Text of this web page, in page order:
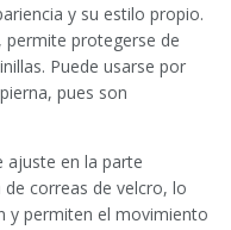
y su estilo propio.
permite protegerse de
Puede usarse por
pues son
ajuste en la parte
correas de velcro, lo
y permiten el movimiento